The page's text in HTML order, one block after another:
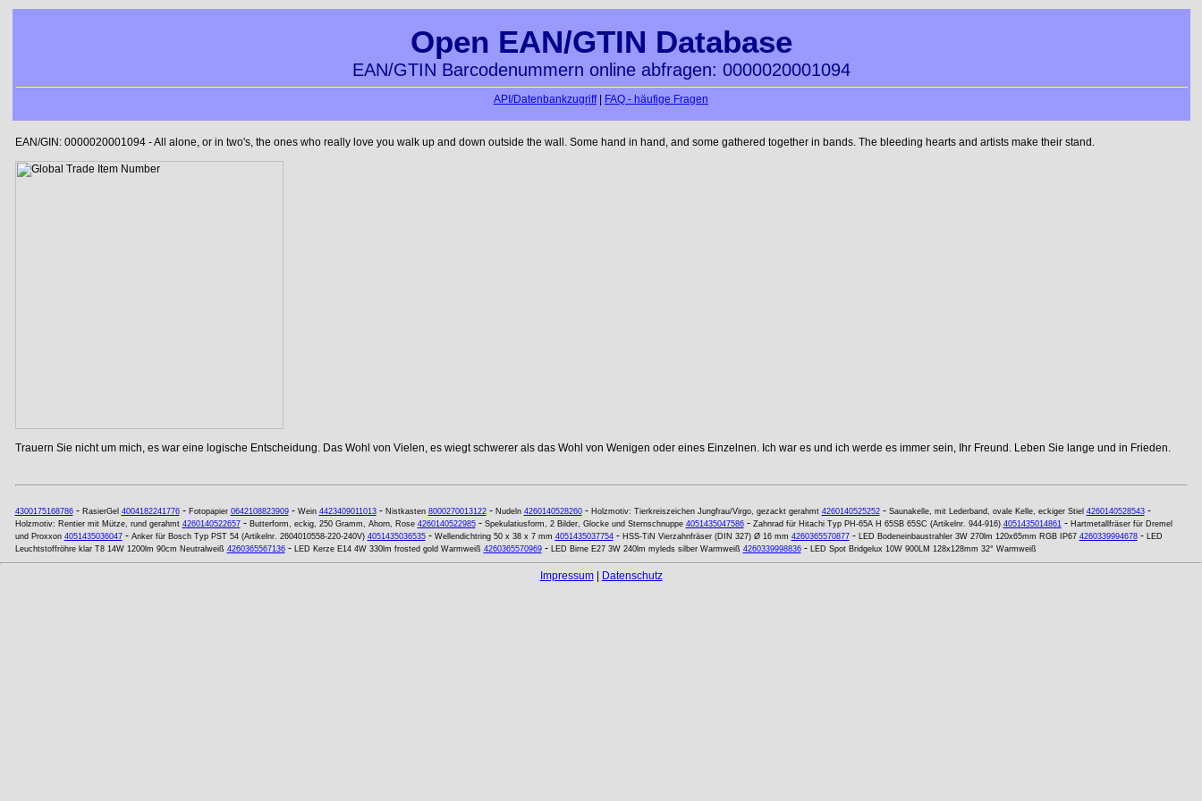
Open EAN/GTIN Database
EAN/GTIN Barcodenummern online abfragen: 0000020001094
API/Datenbankzugriff| FAQ - häufige Fragen
EAN/GIN: 0000020001094 - All alone, or in two's, the ones who really love you walk up and down outside the wall. Some hand in hand, and some gathered together in bands. The bleeding hearts and artists make their stand.
Trauern Sie nicht um mich, es war eine logische Entscheidung. Das Wohl von Vielen, es wiegt schwerer als das Wohl von Wenigen oder eines Einzelnen. Ich war es und ich werde es immer sein, Ihr Freund. Leben Sie lange und in Frieden.
4300175168786- RasierGel 4004182241776- Fotopapier 0642108823909- Wein 4423409011013- Nistkasten 8000270013122- Nudeln 4260140528260- Holzmotiv: Tierkreiszeichen Jungfrau/Virgo, gezackt gerahmt 4260140525252- Saunakelle, mit Lederband, ovale Kelle, eckiger Stiel 4260140528543-
Holzmotiv: Rentier mit Mütze, rund gerahmt 4260140522657- Butterform, eckig, 250 Gramm, Ahorn, Rose 4260140522985- Spekulatiusform, 2 Bilder, Glocke und Sternschnuppe 4051435047586- Zahnrad für Hitachi Typ PH-65A H 65SB 65SC (Artikelnr. 944-916) 4051435014861- Hartmetallfräser für Dremel
und Proxxon 4051435036047- Anker für Bosch Typ PST 54 (Artikelnr. 2604010558-220-240V) 4051435036535- Wellendichtring 50 x 38 x 7 mm 4051435037754- HSS-TiN Vierzahnfräser (DIN 327) Ø 16 mm 4260365570877- LED Bodeneinbaustrahler 3W 270lm 120x65mm RGB IP67 4260339994678- LED
Leuchtstoffröhre klar T8 14W 1200lm 90cm Neutralweiß 4260365567136- LED Kerze E14 4W 330lm frosted gold Warmweiß 4260365570969- LED Birne E27 3W 240lm myleds silber Warmweiß 4260339998836- LED Spot Bridgelux 10W 900LM 128x128mm 32° Warmweiß
Impressum| Datenschutz